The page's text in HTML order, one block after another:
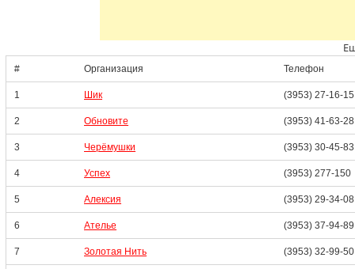
# Организация Телефон
1 Шик (3953) 27-16-15
2 Обновите (3953) 41-63-28
3 Черёмушки (3953) 30-45-83
4 Успех (3953) 277-150
5 Алексия (3953) 29-34-08
6 Ателье (3953) 37-94-89
7 Золотая Нить (3953) 32-99-50